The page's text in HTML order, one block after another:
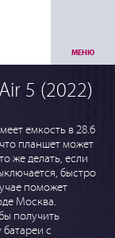
МЕНЮ
5 (2022)
емкость в 28.6
планшет может
же делать, если
быстро
поможет
Москва.
получить
с